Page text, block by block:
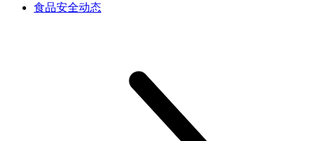
食品安全动态